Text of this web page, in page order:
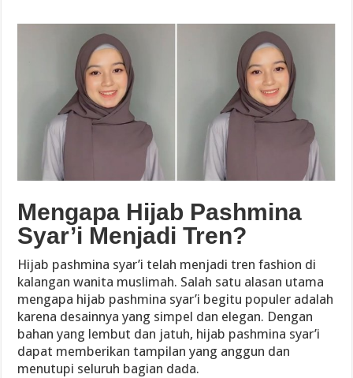
Mengapa Hijab Pashmina
Syar’i Menjadi Tren?
Hijab pashmina syar’i telah menjadi tren fashion di
kalangan wanita muslimah. Salah satu alasan utama
mengapa hijab pashmina syar’i begitu populer adalah
karena desainnya yang simpel dan elegan. Dengan
bahan yang lembut dan jatuh, hijab pashmina syar’i
dapat memberikan tampilan yang anggun dan
menutupi seluruh bagian dada.